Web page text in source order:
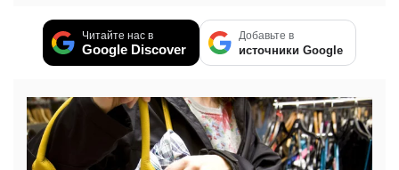
Читайте нас в
Google Discover
Добавьте в
источники Google